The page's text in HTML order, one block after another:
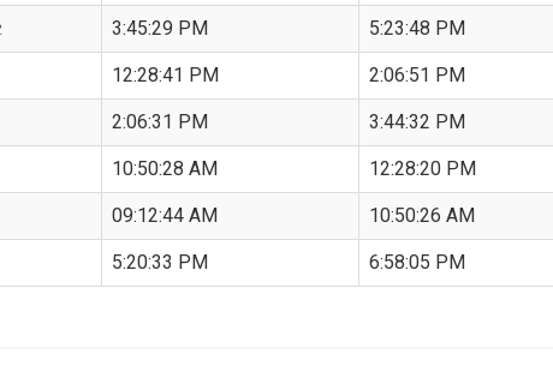
3:45:29 PM 5:23:48 PM
12:28:41 PM 2:06:51 PM
2:06:31 PM 3:44:32 PM
10:50:28 AM 12:28:20 PM
09:12:44 AM 10:50:26 AM
5:20:33 PM 6:58:05 PM